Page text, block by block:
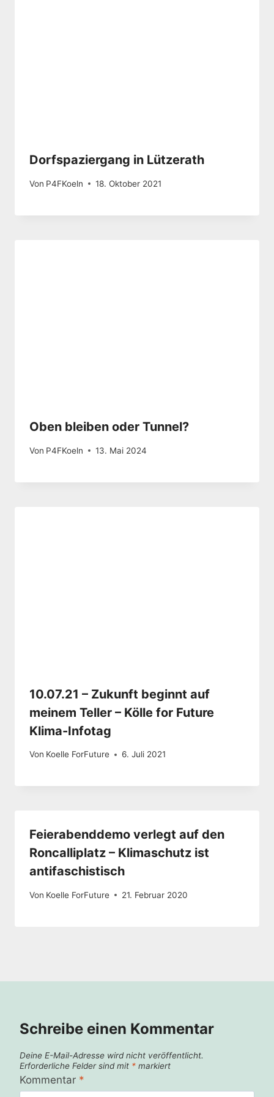
Dorfspaziergang in Lützerath
Von P4FKoeln 18. Oktober 2021
Oben bleiben oder Tunnel?
Von P4FKoeln 13. Mai 2024
10.07.21 – Zukunft beginnt auf
meinem Teller – Kölle for Future
Klima-Infotag
Von Koelle ForFuture 6. Juli 2021
Feierabenddemo verlegt auf den
Roncalliplatz – Klimaschutz ist
antifaschistisch
Von Koelle ForFuture 21. Februar 2020
Schreibe einen Kommentar
Deine E-Mail-Adresse wird nicht veröffentlicht.
Erforderliche Felder sind mit * markiert
Kommentar *